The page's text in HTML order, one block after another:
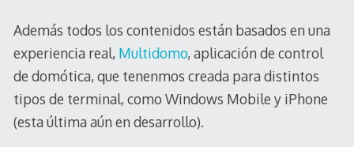
Además todos los contenidos están basados en una
experiencia real, Multidomo, aplicación de control
de domótica, que tenenmos creada para distintos
tipos de terminal, como Windows Mobile y iPhone
(esta última aún en desarrollo).